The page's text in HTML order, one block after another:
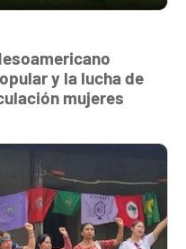
y la lucha de
mujeres